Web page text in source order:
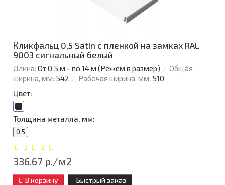
Кликфальц 0,5 Satin с пленкой на замках RAL
9003 сигнальный белый
Длина: От 0,5 м - по 14 м (Режем в размер)
Общая
ширина, мм: 542 Рабочая ширина, мм: 510
Цвет:
Толщина металла, мм:
0.5
336.67 р./м2
В корзину Быстрый заказ